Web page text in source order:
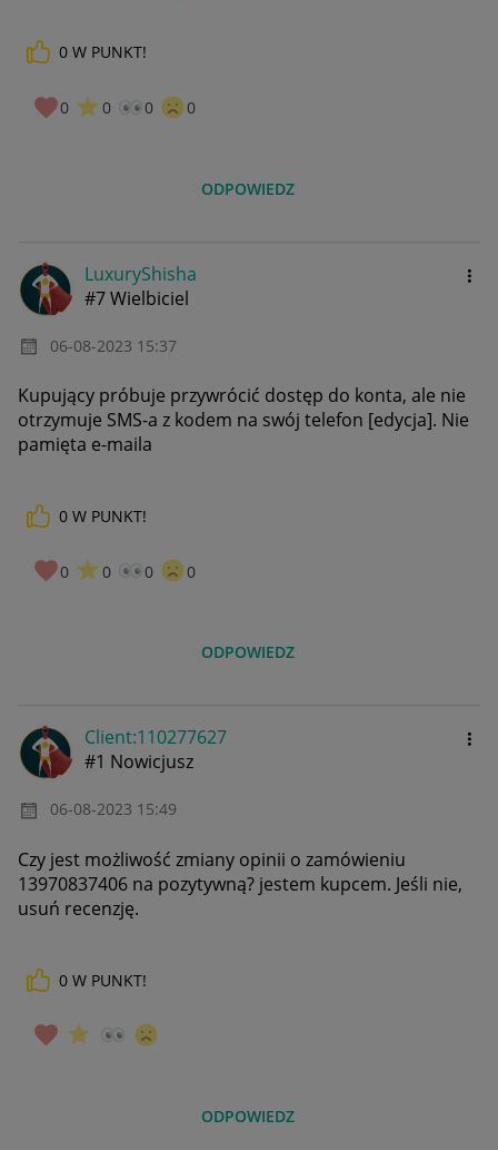
0 W PUNKT!
0 0 0 0
ODPOWIEDZ
LuxuryShisha
#7 Wielbiciel
‎06-08-2023 15:37
Kupujący próbuje przywrócić dostęp do konta, ale nie
otrzymuje SMS-a z kodem na swój telefon [edycja]. Nie
pamięta e-maila
0 W PUNKT!
0 0 0 0
ODPOWIEDZ
Client:110277627
#1 Nowicjusz
‎06-08-2023 15:49
Czy jest możliwość zmiany opinii o zamówieniu
13970837406 na pozytywną? jestem kupcem. Jeśli nie,
usuń recenzję.
0 W PUNKT!
ODPOWIEDZ